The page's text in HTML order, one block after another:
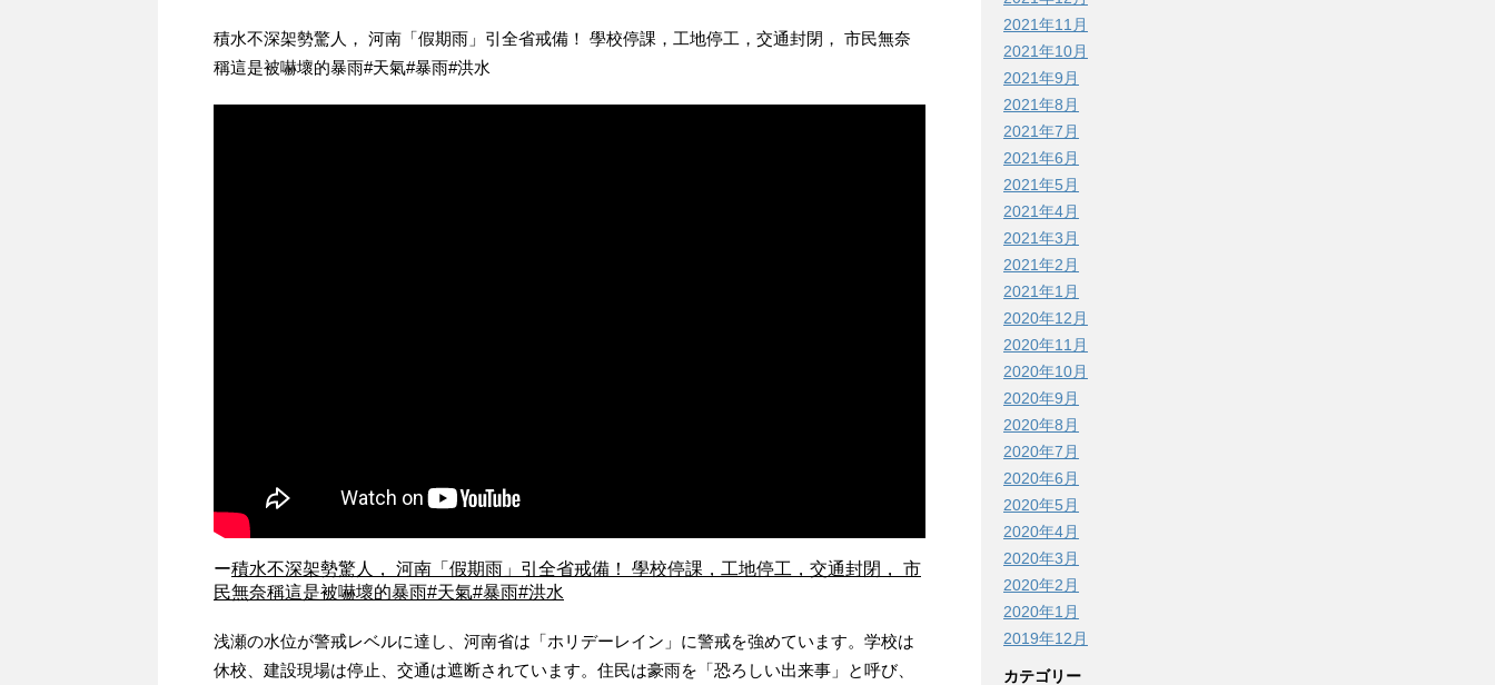
積水不深架勢驚人， 河南「假期雨」引全省戒備！ 學校停課，工地停工，交通封閉， 市民無奈
稱這是被嚇壞的暴雨#天氣#暴雨#洪水
ー積水不深架勢驚人， 河南「假期雨」引全省戒備！ 學校停課，工地停工，交通封閉， 市
民無奈稱這是被嚇壞的暴雨#天氣#暴雨#洪水
浅瀬の水位が警戒レベルに達し、河南省は「ホリデーレイン」に警戒を強めています。学校は
休校、建設現場は停止、交通は遮断されています。住民は豪雨を「恐ろしい出来事」と呼び、
2021年11月
2021年10月
2021年9月
2021年8月
2021年7月
2021年6月
2021年5月
2021年4月
2021年3月
2021年2月
2021年1月
2020年12月
2020年11月
2020年10月
2020年9月
2020年8月
2020年7月
2020年6月
2020年5月
2020年4月
2020年3月
2020年2月
2020年1月
2019年12月
カテゴリー